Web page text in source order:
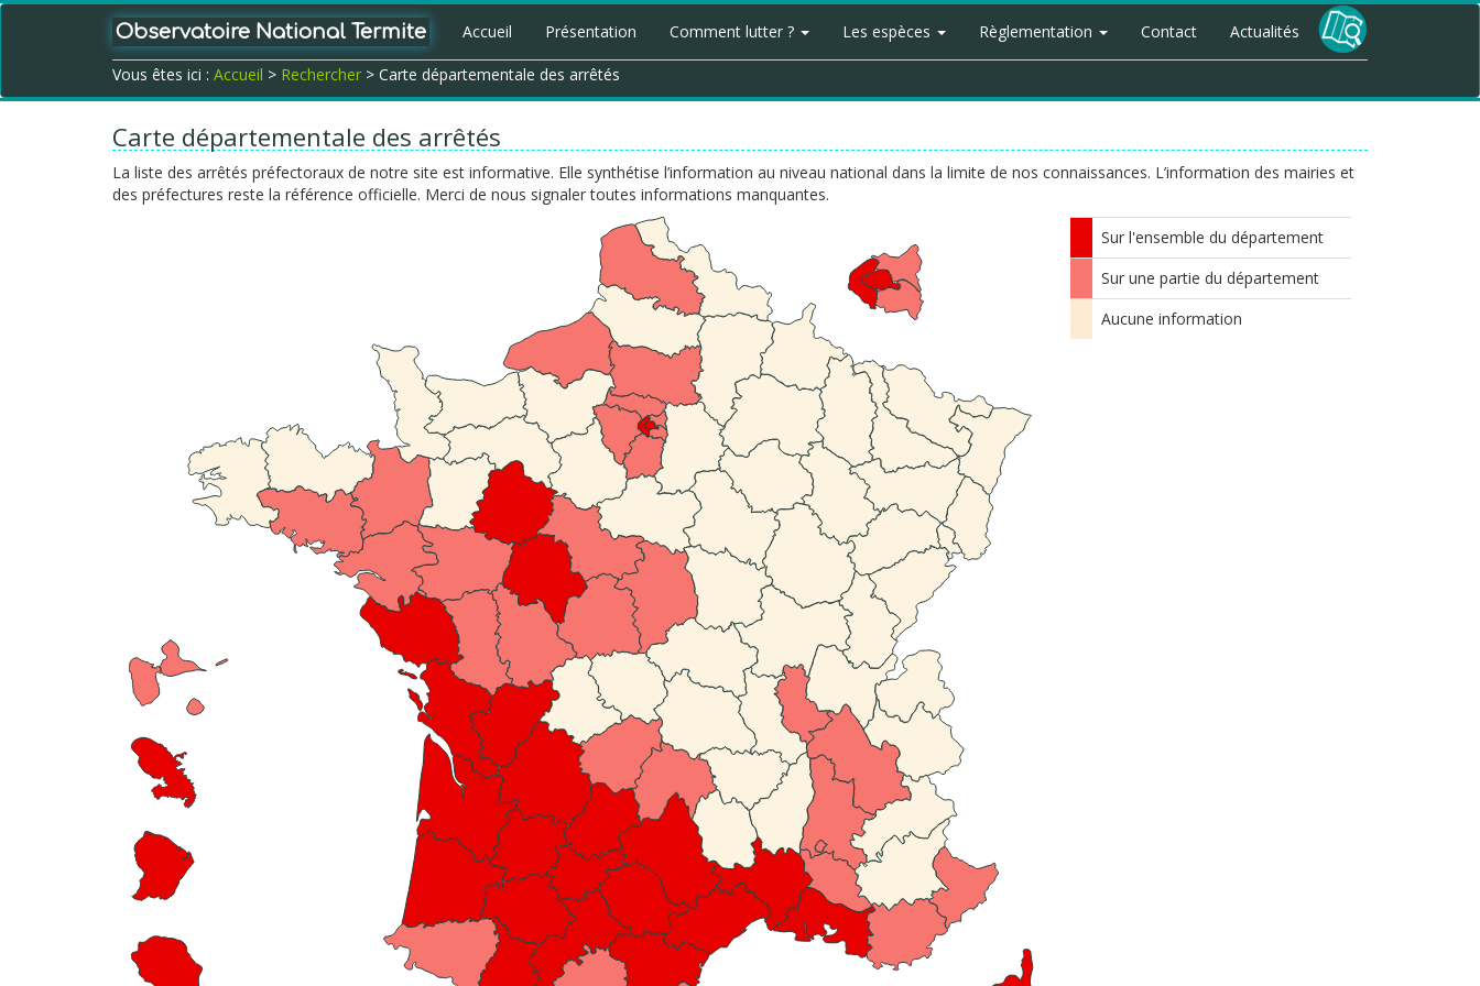
Observatoire National Termite Accueil Présentation Comment lutter ? Les espèces Règlementation Contact Actualités
Vous êtes ici : Accueil > Rechercher > Carte départementale des arrêtés
Carte départementale des arrêtés
La liste des arrêtés préfectoraux de notre site est informative. Elle synthétise l’information au niveau national dans la limite de nos connaissances. L’information des mairies et
des préfectures reste la référence officielle. Merci de nous signaler toutes informations manquantes.
Sur l'ensemble du département
Sur une partie du département
Aucune information